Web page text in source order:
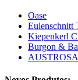
Oase
Eulenschnitt
Kiepenkerl
Burgon &